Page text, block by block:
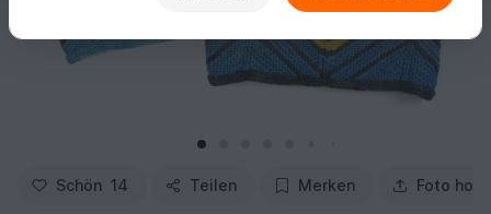
Schön 14 Teilen Merken Foto